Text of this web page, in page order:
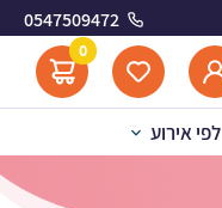
0547509472
0
לפי אירוע